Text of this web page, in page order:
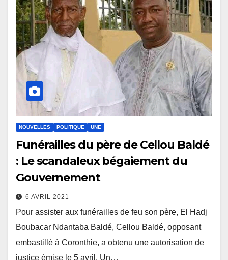
NOUVELLES POLITIQUE UNE
Funérailles du père de Cellou Baldé
: Le scandaleux bégaiement du
Gouvernement
6 AVRIL 2021
Pour assister aux funérailles de feu son père, El Hadj
Boubacar Ndantaba Baldé, Cellou Baldé, opposant
embastillé à Coronthie, a obtenu une autorisation de
justice émise le 5 avril. Un…